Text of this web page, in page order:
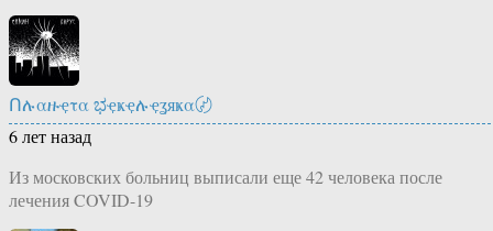
Ոሉαዙҿτα ಭҿҝҿሉҿʓяҝα〄
6 лет назад
Из московских больниц выписали еще 42 человека после
лечения COVID-19